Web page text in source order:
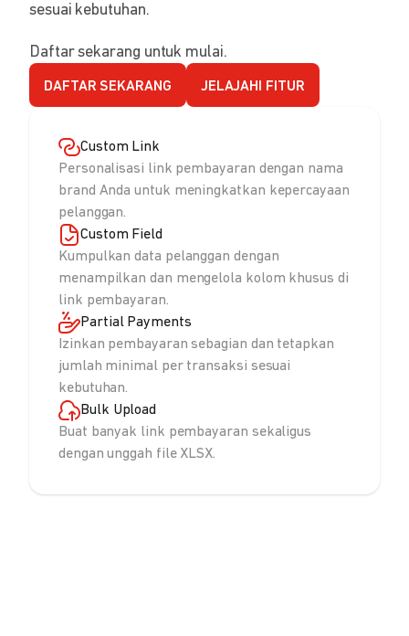
sesuai kebutuhan.
Daftar sekarang untuk mulai.
DAFTAR SEKARANG JELAJAHI FITUR
Custom Link
Personalisasi link pembayaran dengan nama
brand Anda untuk meningkatkan kepercayaan
pelanggan.
Custom Field
Kumpulkan data pelanggan dengan
menampilkan dan mengelola kolom khusus di
link pembayaran.
Partial Payments
Izinkan pembayaran sebagian dan tetapkan
jumlah minimal per transaksi sesuai
kebutuhan.
Bulk Upload
Buat banyak link pembayaran sekaligus
dengan unggah file XLSX.